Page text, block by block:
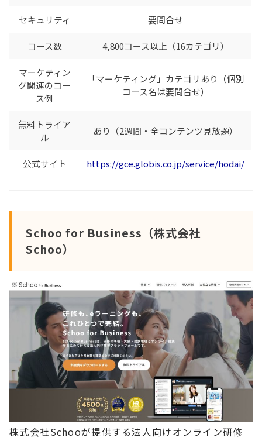
セキュリティ 要問合せ
コース数 4,800コース以上（16カテゴリ）
マーケティン
グ関連のコー
ス例
「マーケティング」カテゴリあり（個別
コース名は要問合せ）
無料トライア
ル
あり（2週間・全コンテンツ見放題）
公式サイト https://gce.globis.co.jp/service/hodai/
Schoo for Business（株式会社
Schoo）
株式会社Schooが提供する法人向けオンライン研修